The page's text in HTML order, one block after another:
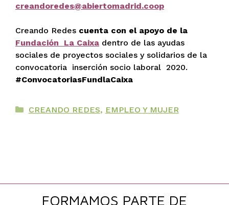
creandoredes@abiertomadrid.coop
Creando Redes cuenta con el apoyo de la
Fundación La Caixa dentro de las ayudas
sociales de proyectos sociales y solidarios de la
convocatoria inserción socio laboral 2020.
#ConvocatoriasFundlaCaixa
Categorías
CREANDO REDES, EMPLEO Y MUJER
FORMAMOS PARTE DE